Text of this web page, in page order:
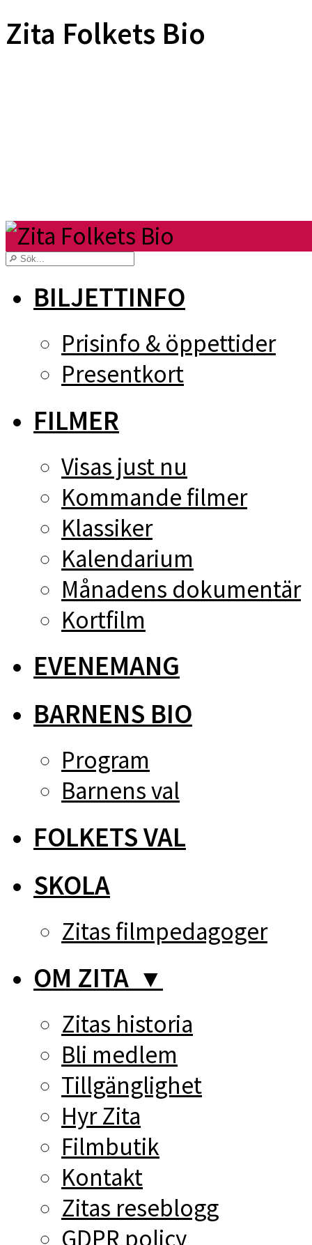
Zita Folkets Bio
BILJETTINFO
Prisinfo & öppettider
Presentkort
FILMER
Visas just nu
Kommande filmer
Klassiker
Kalendarium
Månadens dokumentär
Kortfilm
EVENEMANG
BARNENS BIO
Program
Barnens val
FOLKETS VAL
SKOLA
Zitas filmpedagoger
OM ZITA ▼
Zitas historia
Bli medlem
Tillgänglighet
Hyr Zita
Filmbutik
Kontakt
Zitas reseblogg
GDPR policy